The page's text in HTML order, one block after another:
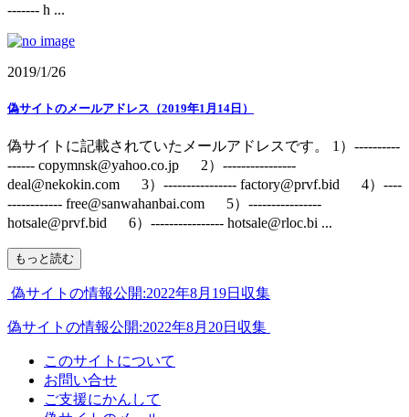
------- h ...
2019/1/26
偽サイトのメールアドレス（2019年1月14日）
偽サイトに記載されていたメールアドレスです。 1）----------
------ copymnsk@yahoo.co.jp 2）----------------
deal@nekokin.com 3）---------------- factory@prvf.bid 4）----
------------ free@sanwahanbai.com 5）----------------
hotsale@prvf.bid 6）---------------- hotsale@rloc.bi ...
もっと読む
偽サイトの情報公開:2022年8月19日収集
偽サイトの情報公開:2022年8月20日収集
このサイトについて
お問い合せ
ご支援にかんして